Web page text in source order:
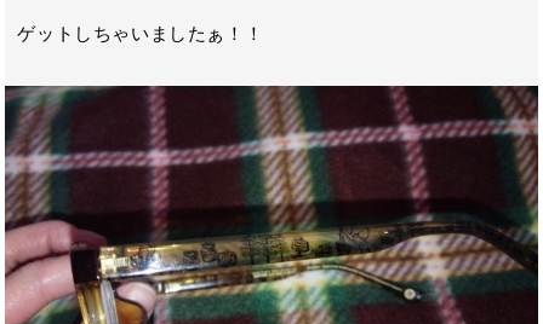
ゲットしちゃいましたぁ！！